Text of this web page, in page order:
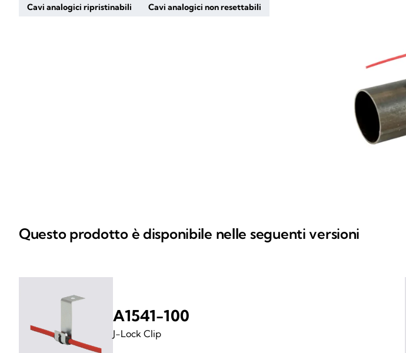
Cavi analogici ripristinabili Cavi analogici non resettabili
Questo prodotto è disponibile nelle seguenti versioni
A1541-100
J-Lock Clip